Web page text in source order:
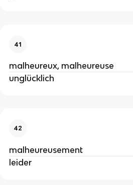
41
malheureux, malheureuse
unglücklich
42
malheureusement
leider